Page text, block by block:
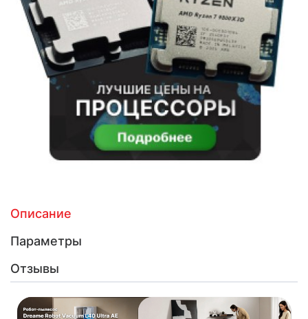
Описание
Параметры
Отзывы